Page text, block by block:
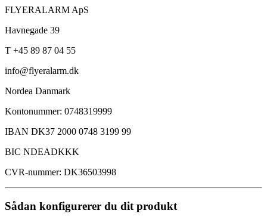
FLYERALARM ApS
Havnegade 39
T +45 89 87 04 55
info@flyeralarm.dk
Nordea Danmark
Kontonummer: 0748319999
IBAN DK37 2000 0748 3199 99
BIC NDEADKKK
CVR-nummer: DK36503998
Sådan konfigurerer du dit produkt